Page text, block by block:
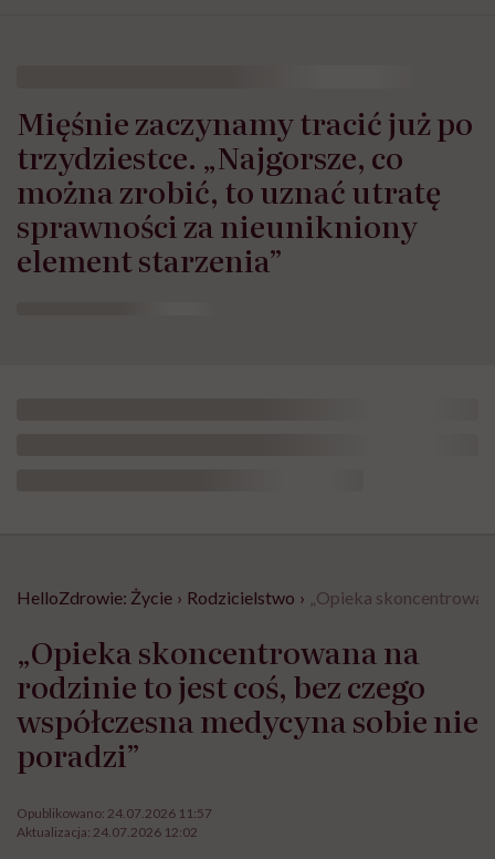
Mięśnie zaczynamy tracić już po
trzydziestce. „Najgorsze, co
można zrobić, to uznać utratę
sprawności za nieunikniony
element starzenia”
HelloZdrowie: Życie › Rodzicielstwo › „Opieka
„Opieka skoncentrowana na
rodzinie to jest coś, bez czego
współczesna medycyna sobie nie
poradzi”
Opublikowano: 24.07.2026 11:57
Aktualizacja: 24.07.2026 12:02